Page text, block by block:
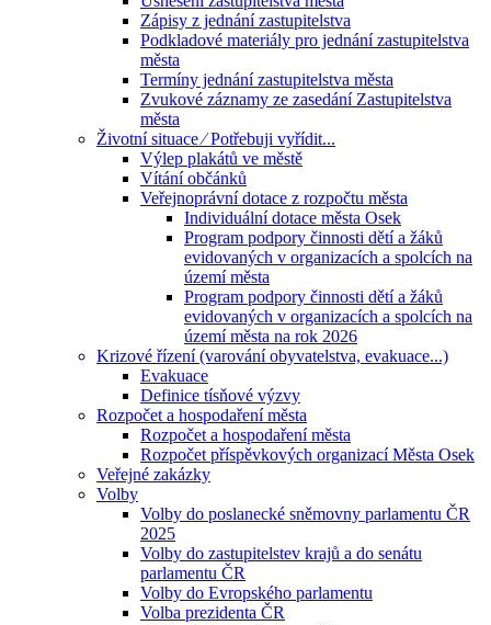
Zápisy z jednání zastupitelstva
Podkladové materiály pro jednání zastupitelstva
města
Termíny jednání zastupitelstva města
Zvukové záznamy ze zasedání Zastupitelstva
města
Životní situace ⁄ Potřebuji vyřídit...
Výlep plakátů ve městě
Vítání občánků
Veřejnoprávní dotace z rozpočtu města
Individuální dotace města Osek
Program podpory činnosti dětí a žáků
evidovaných v organizacích a spolcích na
území města
Program podpory činnosti dětí a žáků
evidovaných v organizacích a spolcích na
území města na rok 2026
Krizové řízení (varování obyvatelstva, evakuace...)
Evakuace
Definice tísňové výzvy
Rozpočet a hospodaření města
Rozpočet a hospodaření města
Rozpočet příspěvkových organizací Města Osek
Veřejné zakázky
Volby
Volby do poslanecké sněmovny parlamentu ČR
2025
Volby do zastupitelstev krajů a do senátu
parlamentu ČR
Volby do Evropského parlamentu
Volba prezidenta ČR